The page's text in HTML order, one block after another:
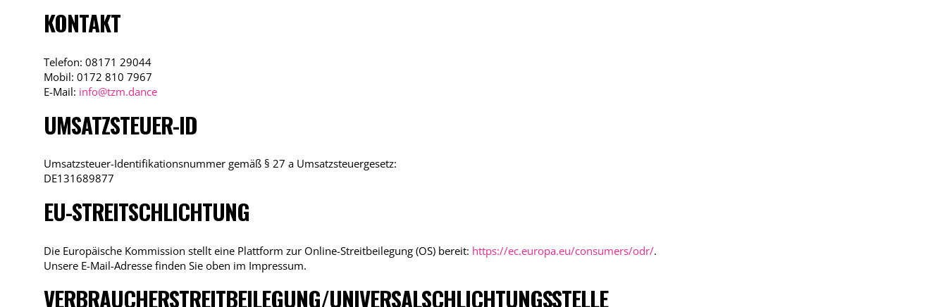
KONTAKT
Telefon: 08171 29044
Mobil: 0172 810 7967
E-Mail: info@tzm.dance
UMSATZSTEUER-ID
Umsatzsteuer-Identifikationsnummer gemäß § 27 a Umsatzsteuergesetz:
DE131689877
EU-STREITSCHLICHTUNG
Die Europäische Kommission stellt eine Plattform zur Online-Streitbeilegung (OS) bereit: https://ec.europa.eu/consumers/odr/.
Unsere E-Mail-Adresse finden Sie oben im Impressum.
VERBRAUCHER­STREIT­BEILEGUNG/UNIVERSAL­SCHLICHTUNGS­STELLE